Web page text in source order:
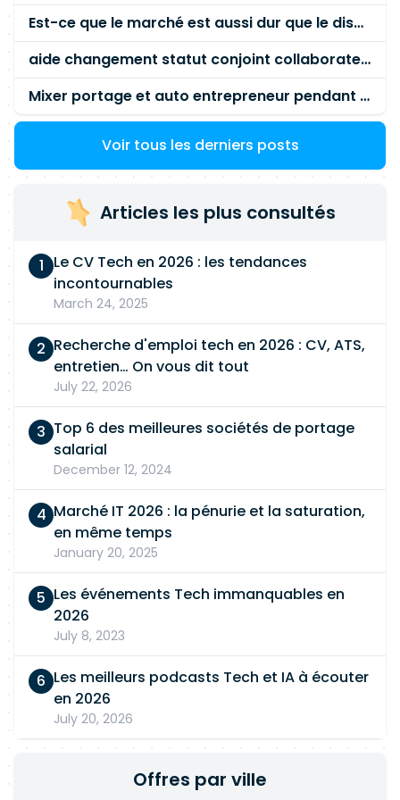
Est-ce que le marché est aussi dur que le disent les commerciaux ?
aide changement statut conjoint collaborateur
Mixer portage et auto entrepreneur pendant des années - quel risque ?
Voir tous les derniers posts
Articles les plus consultés
Le CV Tech en 2026 : les tendances
incontournables
March 24, 2025
Recherche d'emploi tech en 2026 : CV, ATS,
entretien… On vous dit tout
July 22, 2026
Top 6 des meilleures sociétés de portage
salarial
December 12, 2024
Marché IT 2026 : la pénurie et la saturation,
en même temps
January 20, 2025
Les événements Tech immanquables en
2026
July 8, 2023
Les meilleurs podcasts Tech et IA à écouter
en 2026
July 20, 2026
Offres par ville